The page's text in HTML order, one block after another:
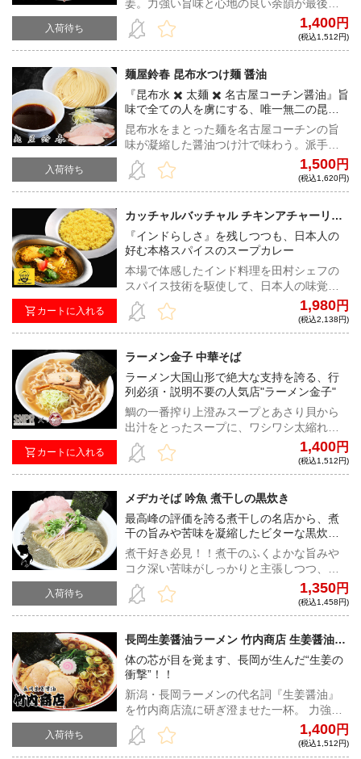
入荷待ち
姜。力強い旨味と心地の良い余韻が最後ま
で駆け抜ける"生姜しおラーメン"
1,400円
(税込1,512円)
入荷待ち
麺屋鈴春 昆布水つけ麺 醤油
『昆布水 ✖️ 太麺 ✖️ 名古屋コーチン醤油』旨
味で全ての人を虜にする、唯一無二の昆布
水つけ麺
昆布水をまとった麺を名古屋コーチンの旨
味が凝縮した醤油つけ汁で味わう。派手さ
を削ぎ落とし素材の格と余韻で勝負する"麺
屋鈴春"渾身の一杯。
1,500円
(税込1,620円)
カートに入れる
カッチャルバッチャル チキンアチャーリー
カレー
『インドらしさ』を残しつつも、日本人の
好む本格スパイスのスープカレー
本場で体感したインド料理を田村シェフの
スパイス技術を駆使して、日本人の味覚に
合うように作られたインドカレーの進化
系。青唐辛子の突き抜ける辛さとビネガー
の爽やかな酸味を効かせた一品！
1,980円
(税込2,138円)
カートに入れる
ラーメン金子 中華そば
ラーメン大国山形で絶大な支持を誇る、行
列必須・説明不要の人気店"ラーメン金子"
鯛の一番搾り上澄みスープとあさり貝から
出汁をとったスープに、ワシワシ太縮れ麺
が絡んだ、上品さと力強さを兼ね備えた一
杯！
1,400円
(税込1,512円)
入荷待ち
メヂカそば 吟魚 煮干しの黒炊き
最高峰の評価を誇る煮干しの名店から、煮
干の旨みや苦味を凝縮したビターな黒炊き
が登場！！
煮干好き必見！！煮干のふくよかな旨みや
コク深い苦味がしっかりと主張しつつ、嫌
味な香りやエグみは徹底的に廃した極旨な
一杯！
1,350円
(税込1,458円)
入荷待ち
長岡生姜醤油ラーメン 竹内商店 生姜醤油ラ
ーメン
体の芯が目を覚ます、長岡が生んだ“生姜の
衝撃”！！
新潟・長岡ラーメンの代名詞『生姜醤油』
を竹内商店流に研ぎ澄ませた一杯。 力強い
醤油のコク、鼻に抜ける生姜のキレ、そし
てそれらを真正面から受け止める麺。無性
に食べたくなるラーメンがここにある！
1,400円
(税込1,512円)